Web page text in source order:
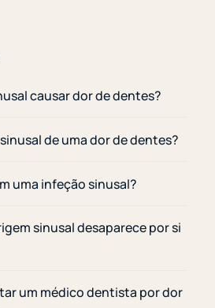
causar dor de dentes?
de uma dor de dentes?
uma infeção sinusal?
sinusal desaparece por si
um médico dentista por dor